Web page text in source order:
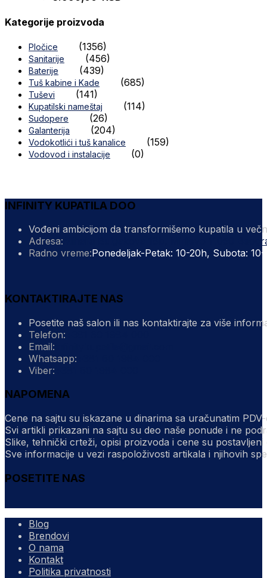
Kategorije proizvoda
Pločice (1356)
Sanitarije (456)
Baterije (439)
Tuš kabine i Kade (685)
Tuševi (141)
Kupatilski nameštaj (114)
Sudopere (26)
Galanterija (204)
Vodokotlići i tuš kanalice (159)
Vodovod i instalacije (0)
INFINITY KUPATILA DOO
Vođeni ambicijom da transformišemo kupatila u
Adresa: Mihaila Bulgakova 18b, Mirijevo 11050
Radno vreme:Ponedeljak-Petak: 10-20h, Subota: 10-
KONTAKTIRAJTE NAS
Posetite naš salon ili nas kontaktirajte za više
Telefon:
Email:
Whatsapp:
Viber:
NAPOMENA
Cene na sajtu su iskazane u dinarima sa uračunatim
Svi artikli prikazani na sajtu su deo naše ponude i ne
Slike, tehnički crteži, opisi proizvoda i cene su
Sve informacije u vezi raspoloživosti artikala i njihovih
POSETITE NAS
Blog
Brendovi
O nama
Kontakt
Politika privatnosti